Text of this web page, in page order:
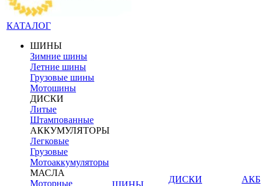
КАТАЛОГ
ШИНЫ
Зимние шины
Летние шины
Грузовые шины
Мотошины
ДИСКИ
Литые
Штампованные
АККУМУЛЯТОРЫ
Легковые
Грузовые
Мотоаккумуляторы
МАСЛА
Моторные
ДИСКИ
АКБ